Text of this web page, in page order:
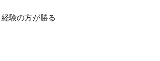
験の方が勝る